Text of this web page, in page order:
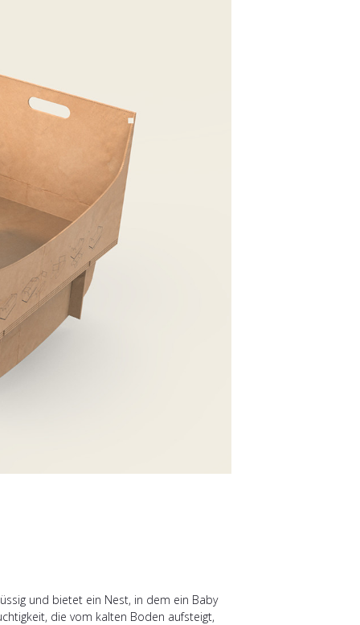
und bietet ein Nest, in dem ein Baby
die vom kalten Boden aufsteigt,